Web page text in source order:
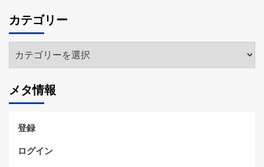
イ
ブ
カテゴリー
テ
リ
ー
メタ情報
登録
ログイン